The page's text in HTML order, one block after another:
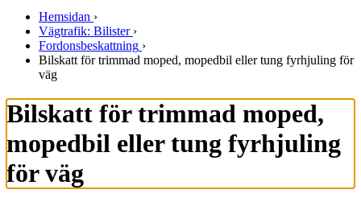
Hemsidan ›
Vägtrafik: Bilister ›
Fordonsbeskattning ›
Bilskatt för trimmad moped, mopedbil eller tung fyrhjuling för
väg
Bilskatt för trimmad moped,
mopedbil eller tung fyrhjuling
för väg